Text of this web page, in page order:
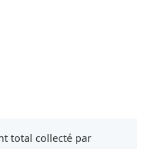
total collecté par